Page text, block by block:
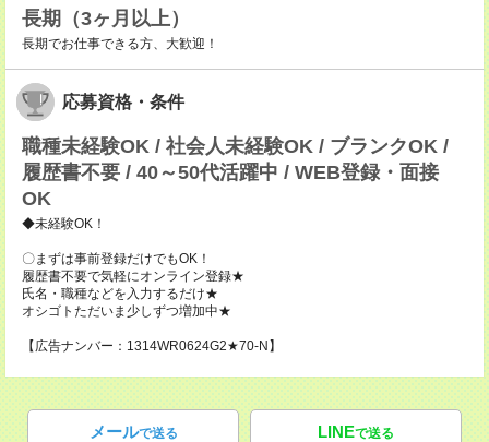
長期（3ヶ月以上）
長期でお仕事できる方、大歓迎！
応募資格・条件
職種未経験OK / 社会人未経験OK / ブランクOK /
履歴書不要 / 40～50代活躍中 / WEB登録・面接
OK
◆未経験OK！
〇まずは事前登録だけでもOK！
履歴書不要で気軽にオンライン登録★
氏名・職種などを入力するだけ★
オシゴトただいま少しずつ増加中★
【広告ナンバー：1314WR0624G2★70-N】
メールで送る LINEで送る